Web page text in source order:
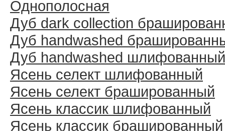
Однополосная
Дуб dark collection
Дуб handwashed
Дуб handwashed шлифованный
Ясень селект шлифованный
Ясень селект брашированный
Ясень классик шлифованный
Ясень классик брашированный